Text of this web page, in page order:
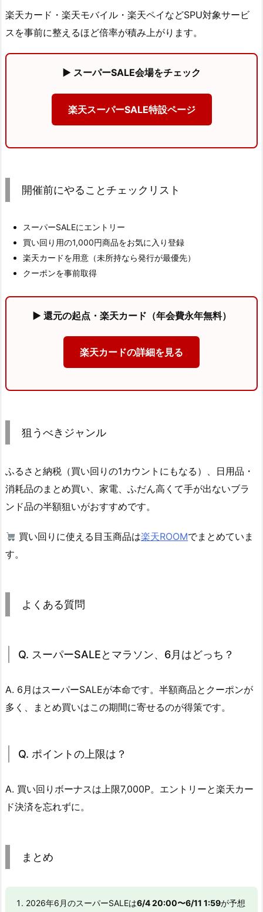
楽天カード・楽天モバイル・楽天ペイなどSPU対象サービ
スを事前に整えるほど倍率が積み上がります。
▶ スーパーSALE会場をチェック
楽天スーパーSALE特設ページ
開催前にやることチェックリスト
スーパーSALEにエントリー
買い回り用の1,000円商品をお気に入り登録
楽天カードを用意（未所持なら発行が最優先）
クーポンを事前取得
▶ 還元の起点・楽天カード（年会費永年無料）
楽天カードの詳細を見る
狙うべきジャンル
ふるさと納税（買い回りの1カウントにもなる）、日用品・
消耗品のまとめ買い、家電、ふだん高くて手が出ないブラ
ンド品の半額狙いがおすすめです。
買い回りに使える目玉商品は楽天ROOMでまとめていま
す。
よくある質問
Q. スーパーSALEとマラソン、6月はどっち？
A. 6月はスーパーSALEが本命です。半額商品とクーポンが
多く、まとめ買いはこの期間に寄せるのが得策です。
Q. ポイントの上限は？
A. 買い回りボーナスは上限7,000P。エントリーと楽天カー
ド決済を忘れずに。
まとめ
2026年6月のスーパーSALEは6/4 20:00〜6/11 1:59が予想